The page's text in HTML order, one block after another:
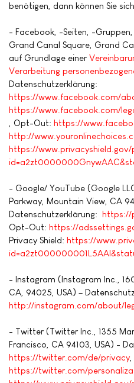
benötigen, dann können Sie
- Facebook, -Seiten, -
Grand Canal Square, Grand
auf Grundlage einer
Verarbeitung
Datenschutzerklärung:
https://www.facebook.com/
https://www.facebook.com/
, Opt-Out: https://
http://
https://
- Google/ YouTube (Google
Parkway, Mountain View, CA
Datenschutzerklärung: https://
Opt-Out: https://
Privacy Shield: https://
- Instagram (Instagram Inc.,
CA, 94025, USA) –
http://instagram.com/about/
- Twitter (Twitter Inc., 1355
Francisco, CA 94103, USA) -
https://twitter.com/de/privacy
https://twitter.com/